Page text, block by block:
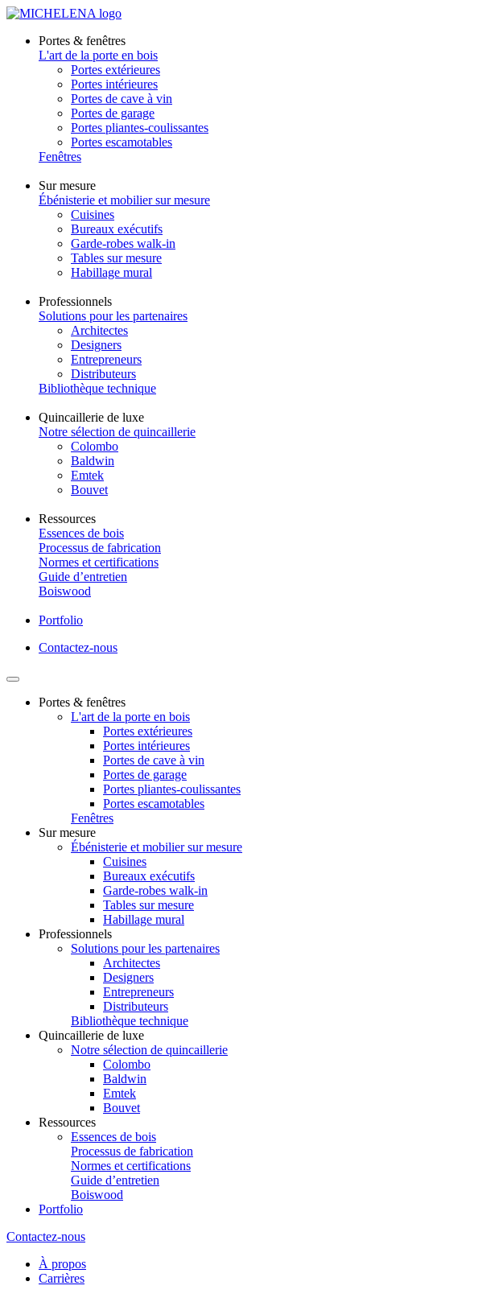
Portes & fenêtres
L'art de la porte en bois
Portes extérieures
Portes intérieures
Portes de cave à vin
Portes de garage
Portes pliantes-coulissantes
Portes escamotables
Fenêtres
Sur mesure
Ébénisterie et mobilier sur mesure
Cuisines
Bureaux exécutifs
Garde-robes walk-in
Tables sur mesure
Habillage mural
Professionnels
Solutions pour les partenaires
Architectes
Designers
Entrepreneurs
Distributeurs
Bibliothèque technique
Quincaillerie de luxe
Notre sélection de quincaillerie
Colombo
Baldwin
Emtek
Bouvet
Ressources
Essences de bois
Processus de fabrication
Normes et certifications
Guide d’entretien
Boiswood
Portfolio
Contactez-nous
Portes & fenêtres
L'art de la porte en bois
Portes extérieures
Portes intérieures
Portes de cave à vin
Portes de garage
Portes pliantes-coulissantes
Portes escamotables
Fenêtres
Sur mesure
Ébénisterie et mobilier sur mesure
Cuisines
Bureaux exécutifs
Garde-robes walk-in
Tables sur mesure
Habillage mural
Professionnels
Solutions pour les partenaires
Architectes
Designers
Entrepreneurs
Distributeurs
Bibliothèque technique
Quincaillerie de luxe
Notre sélection de quincaillerie
Colombo
Baldwin
Emtek
Bouvet
Ressources
Essences de bois
Processus de fabrication
Normes et certifications
Guide d’entretien
Boiswood
Portfolio
Contactez-nous
À propos
Carrières